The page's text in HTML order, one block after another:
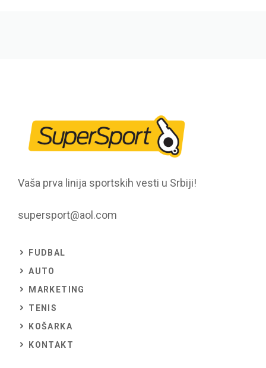
Vaša prva linija sportskih vesti u Srbiji!
supersport@aol.com
FUDBAL
AUTO
MARKETING
TENIS
KOŠARKA
KONTAKT